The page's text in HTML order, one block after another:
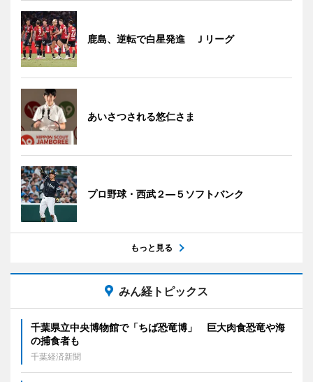
鹿島、逆転で白星発進 Ｊリーグ
あいさつされる悠仁さま
プロ野球・西武２―５ソフトバンク
もっと見る
みん経トピックス
千葉県立中央博物館で「ちば恐竜博」 巨大肉食恐竜や海
の捕食者も
千葉経済新聞